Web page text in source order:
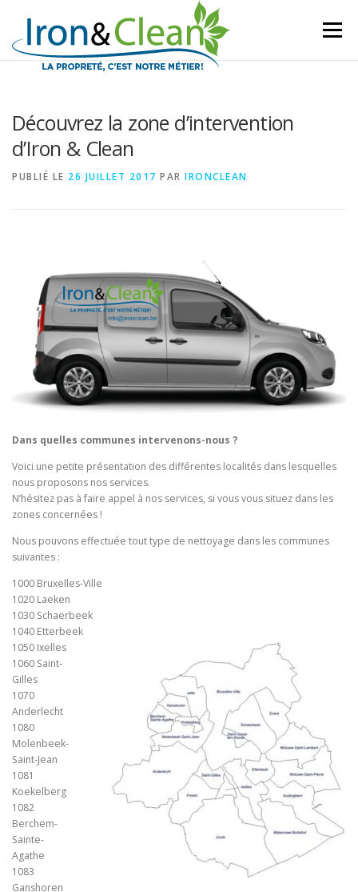
contenu
Menu
Découvrez la zone d’intervention
d’Iron & Clean
PUBLIÉ LE 26 JUILLET 2017 PAR IRONCLEAN
Dans quelles communes intervenons-nous ?
Voici une petite présentation des différentes localités dans lesquelles
nous proposons nos services.
N’hésitez pas à faire appel à nos services, si vous vous situez dans les
zones concernées !
Nous pouvons effectuée tout type de nettoyage dans les communes
suivantes :
1000 Bruxelles-Ville
1020 Laeken
1030 Schaerbeek
1040 Etterbeek
1050 Ixelles
1060 Saint-
Gilles
1070
Anderlecht
1080
Molenbeek-
Saint-Jean
1081
Koekelberg
1082
Berchem-
Sainte-
Agathe
1083
Ganshoren